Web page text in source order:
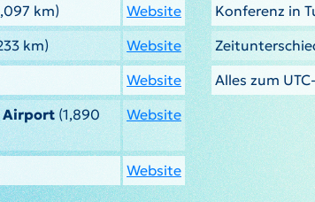
km)
Website
km)
Website
Website
Airport(1,890 Website
Website
Konferenz in
Alles zum